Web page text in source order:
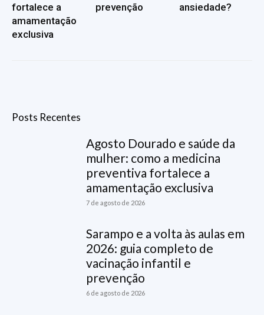
fortalece a
amamentação
exclusiva
prevenção
ansiedade?
Posts Recentes
Agosto Dourado e saúde da
mulher: como a medicina
preventiva fortalece a
amamentação exclusiva
7 de agosto de 2026
Sarampo e a volta às aulas em
2026: guia completo de
vacinação infantil e
prevenção
6 de agosto de 2026